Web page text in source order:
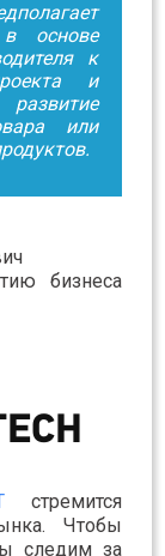
в основе
к
и
или
бизнеса
стремится
Чтобы
следим за